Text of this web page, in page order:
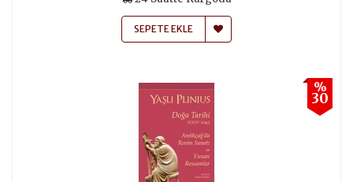
SEPETE EKLE
%
30